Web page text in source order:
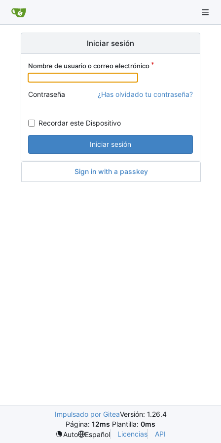
Iniciar sesión
Nombre de usuario o correo electrónico
Contraseña ¿Has olvidado tu contraseña?
Recordar este Dispositivo
Iniciar sesión
Sign in with a passkey
Impulsado por GiteaVersión: 1.26.4
Página: 12ms Plantilla: 0ms
Auto
Español Licencias API